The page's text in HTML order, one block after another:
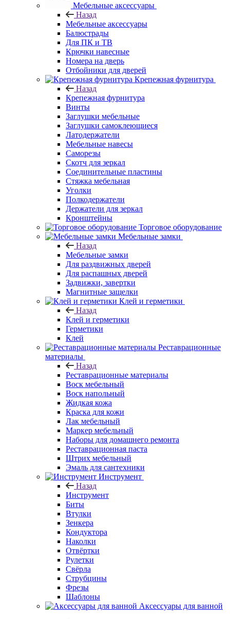
Мебельные аксессуары
Назад
Мебельные аксессуары
Балюстрады
Для ПК и ТВ
Крючки навесные
Номера на дверь
Отбойники для дверей
Крепежная фурнитура
Назад
Крепежная фурнитура
Винты
Заглушки мебельные
Заглушки самоклеющиеся
Латодержатели
Мебельные навесы
Саморезы
Скотч для зеркал
Соединительные пластины
Стяжка мебельная
Уголки
Полкодержатели
Держатели для зеркал
Кронштейны
Торговое оборудование
Мебельные замки
Назад
Мебельные замки
Для раздвижных дверей
Для распашных дверей
Задвижки, завертки
Магнитные защелки
Клей и герметики
Назад
Клей и герметики
Герметики
Клей
Реставрационные
материалы
Назад
Реставрационные материалы
Воск мебельный
Воск напольный
Жидкая кожа
Краска для кожи
Лак мебельный
Маркер мебельный
Наборы для домашнего ремонта
Реставрационная паста
Штрих мебельный
Эмаль для сантехники
Инструмент
Назад
Инструмент
Биты
Втулки
Зенкера
Кондуктора
Наколки
Отвёртки
Рулетки
Свёрла
Струбцины
Фрезы
Шаблоны
Аксессуары для ванной